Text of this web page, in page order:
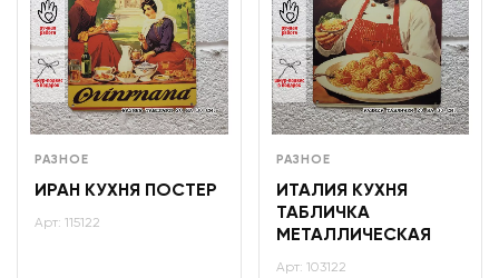
РАЗНОЕ
ИРАН КУХНЯ ПОСТЕР
Арт: 115122
РАЗНОЕ
ИТАЛИЯ КУХНЯ
ТАБЛИЧКА
МЕТАЛЛИЧЕСКАЯ
Арт: 103122